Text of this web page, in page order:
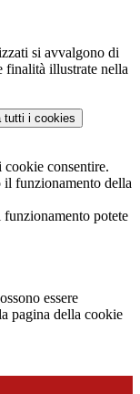
si avvalgono di
finalità illustrate nella
tutti i cookies
cookie consentire.
il funzionamento della
funzionamento potete
essere
pagina della cookie